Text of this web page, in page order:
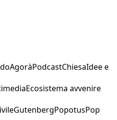
AgoràPodcastChiesaIdee e
Ecosistema avvenire
GutenbergPopotusPop